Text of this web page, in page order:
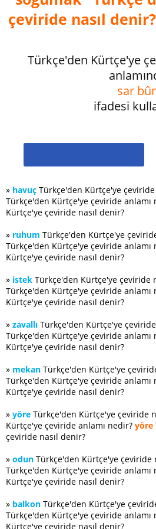
çeviride nasıl denir?
Türkçe'den Kürtçe'ye
sar
ifadesi
» havuç Türkçe'den Kürtçe'ye
Türkçe'den Kürtçe'ye çeviride anlamı
Kürtçe'ye çeviride nasıl denir?
» ruhum Türkçe'den Kürtçe'ye
Türkçe'den Kürtçe'ye çeviride anlamı
Kürtçe'ye çeviride nasıl denir?
» istek Türkçe'den Kürtçe'ye çeviride
Türkçe'den Kürtçe'ye çeviride anlamı
Kürtçe'ye çeviride nasıl denir?
» zavallı Türkçe'den Kürtçe'ye
Türkçe'den Kürtçe'ye çeviride anlamı
Kürtçe'ye çeviride nasıl denir?
» mekan Türkçe'den Kürtçe'ye
Türkçe'den Kürtçe'ye çeviride anlamı
Kürtçe'ye çeviride nasıl denir?
» yöre Türkçe'den Kürtçe'ye çeviride
Kürtçe'ye çeviride anlamı nedir? yöre
çeviride nasıl denir?
» odun Türkçe'den Kürtçe'ye çeviride
Türkçe'den Kürtçe'ye çeviride anlamı
Kürtçe'ye çeviride nasıl denir?
» balkon Türkçe'den Kürtçe'ye
Türkçe'den Kürtçe'ye çeviride anlamı
Kürtçe'ye çeviride nasıl denir?